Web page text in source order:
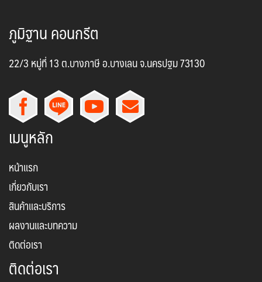
ภูมิฐาน คอนกรีต
22/3 หมู่ที่ 13 ต.บางภาษี อ.บางเลน จ.นครปฐม 73130
เมนูหลัก
หน้าแรก
เกี่ยวกับเรา
สินค้าและบริการ
ผลงานและบทความ
ติดต่อเรา
ติดต่อเรา